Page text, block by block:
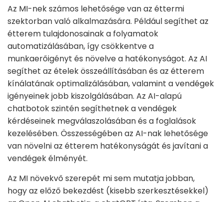
Az MI-nek számos lehetősége van az éttermi
szektorban való alkalmazására. Például segíthet az
étterem tulajdonosainak a folyamatok
automatizálásában, így csökkentve a
munkaerőigényt és növelve a hatékonyságot. Az AI
segíthet az ételek összeállításában és az étterem
kínálatának optimalizálásában, valamint a vendégek
igényeinek jobb kiszolgálásában. Az AI-alapú
chatbotok szintén segíthetnek a vendégek
kérdéseinek megválaszolásában és a foglalások
kezelésében. Összességében az AI-nak lehetősége
van növelni az étterem hatékonyságát és javítani a
vendégek élményét.
Az MI növekvő szerepét mi sem mutatja jobban,
hogy az előző bekezdést (kisebb szerkesztésekkel)